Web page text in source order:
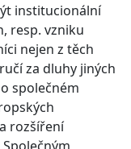
institucionální
resp. vzniku
nejen z těch
za dluhy jiných
společném
rozšíření